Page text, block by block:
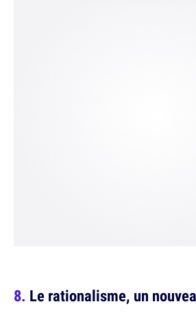
Le rationalisme, un